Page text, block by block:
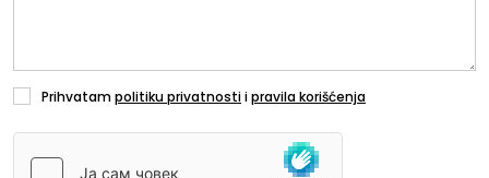
Prihvatampolitiku privatnostiipravila korišćenja